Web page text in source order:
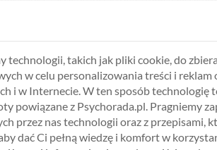
znaleźć korzystne dla Ciebie
chcesz po prostu poradzić się kogoś,
"Psychorada", będzie dla Ciebie
technologii, takich jak pliki cookie, do
w celu personalizowania treści i reklam
i w Internecie. W ten sposób technologię
powiązane z Psychorada.pl. Pragniemy
przez nas technologii oraz z przepisami,
dać Ci pełną wiedzę i komfort w